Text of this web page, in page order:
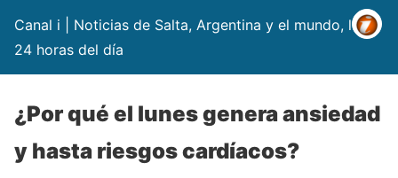
Canal i | Noticias de Salta, Argentina y el mundo, las
24 horas del día
¿Por qué el lunes genera ansiedad
y hasta riesgos cardíacos?